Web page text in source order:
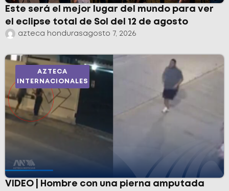
Este será el mejor lugar del mundo para ver
el eclipse total de Sol del 12 de agosto
azteca hondurasagosto 7, 2026
AZTECA
INTERNACIONALES
VIDEO | Hombre con una pierna amputada